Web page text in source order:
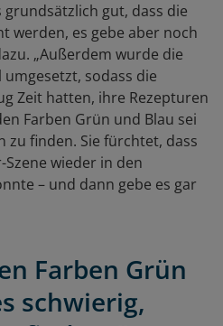
gut, dass die
werden, es gebe aber noch
„Außerdem wurde die
sodass die
Zeit hatten, ihre Rezepturen
Farben Grün und Blau sei
zu finden. Sie fürchtet, dass
wieder in den
– und dann gebe es gar
Farben Grün
schwierig,